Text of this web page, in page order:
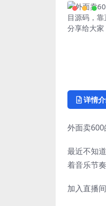
详情
外面卖600
最近不知
着音乐节
加入直播